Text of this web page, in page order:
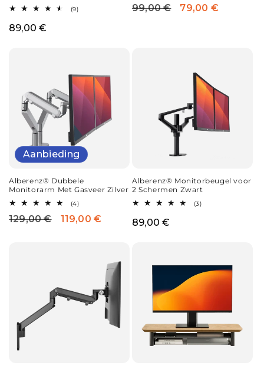
(9)9
Normale
89,00 €
Normale
99,00 € Aanbiedingsprijs
79,00 €
Aanbieding
Alberenz® Dubbele
Monitorarm Met Gasveer Zilver
(4)4
aantal
Normale
129,00 € Aanbiedingsprijs
119,00 €
Alberenz® Monitorbeugel voor
2 Schermen Zwart
(3)3
Normale
89,00 €